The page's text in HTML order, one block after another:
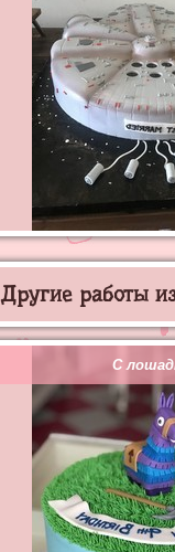
Другие работы
С